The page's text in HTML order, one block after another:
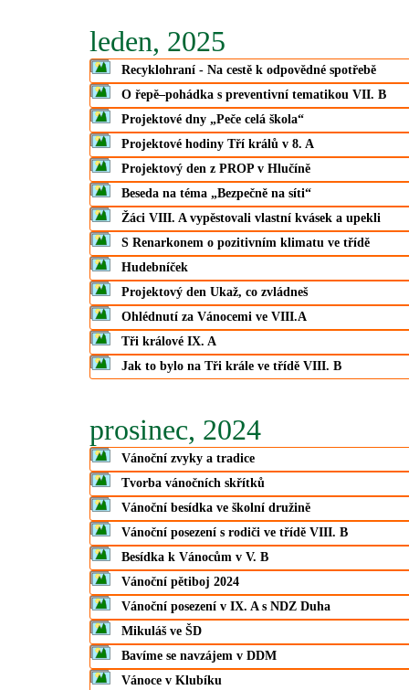
leden, 2025
Recyklohraní - Na cestě k odpovědné spotřebě
O řepě–pohádka s preventivní tematikou VII. B
Projektové dny „Peče celá škola“
Projektové hodiny Tří králů v 8. A
Projektový den z PROP v Hlučíně
Beseda na téma „Bezpečně na síti“
Žáci VIII. A vypěstovali vlastní kvásek a upekli
S Renarkonem o pozitivním klimatu ve třídě
Hudebníček
Projektový den Ukaž, co zvládneš
Ohlédnutí za Vánocemi ve VIII.A
Tři králové IX. A
Jak to bylo na Tři krále ve třídě VIII. B
prosinec, 2024
Vánoční zvyky a tradice
Tvorba vánočních skřítků
Vánoční besídka ve školní družině
Vánoční posezení s rodiči ve třídě VIII. B
Besídka k Vánocům v V. B
Vánoční pětiboj 2024
Vánoční posezení v IX. A s NDZ Duha
Mikuláš ve ŠD
Bavíme se navzájem v DDM
Vánoce v Klubíku